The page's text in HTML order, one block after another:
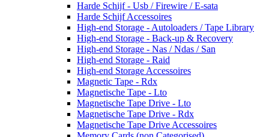
Harde Schijf - Usb / Firewire / E-sata
Harde Schijf Accessoires
High-end Storage - Autoloaders / Tape Library
High-end Storage - Back-up & Recovery
High-end Storage - Nas / Ndas / San
High-end Storage - Raid
High-end Storage Accessoires
Magnetic Tape - Rdx
Magnetische Tape - Lto
Magnetische Tape Drive - Lto
Magnetische Tape Drive - Rdx
Magnetische Tape Drive Accessoires